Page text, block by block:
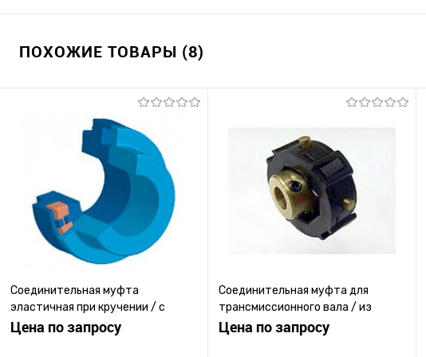
ПОХОЖИЕ ТОВАРЫ (8)
Соединительная муфта
эластичная при кручении / с
фланцем
Цена по запросу
Соединительная муфта для
трансмиссионного вала / из
нержавеющей стали / против
Цена по запросу